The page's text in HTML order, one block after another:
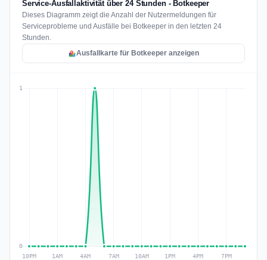
Service-Ausfallaktivität über 24 Stunden - Botkeeper
Dieses Diagramm zeigt die Anzahl der Nutzermeldungen für
Serviceprobleme und Ausfälle bei Botkeeper in den letzten 24
Stunden.
Ausfallkarte für Botkeeper anzeigen